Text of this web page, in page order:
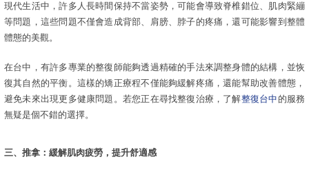
現代生活中，許多人長時間保持不當姿勢，可能會導致脊椎錯位、肌肉緊繃
等問題，這些問題不僅會造成背部、肩膀、脖子的疼痛，還可能影響到整體
體態的美觀。
在台中，有許多專業的整復師能夠透過精確的手法來調整身體的結構，並恢
復其自然的平衡。這樣的矯正療程不僅能夠緩解疼痛，還能幫助改善體態，
避免未來出現更多健康問題。若您正在尋找整復治療，了解整復台中 的服務
無疑是個不錯的選擇。
三、推拿：緩解肌肉疲勞，提升舒適感